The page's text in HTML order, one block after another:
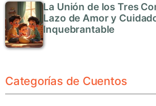
La Unión de los Tres
Lazo de Amor y
Inquebrantable
Categorías de Cuentos